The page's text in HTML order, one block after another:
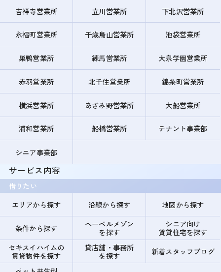
吉祥寺営業所 立川営業所 下北沢営業所
永福町営業所 千歳烏山営業所 池袋営業所
巣鴨営業所 練馬営業所 大泉学園営業所
赤羽営業所 北千住営業所 錦糸町営業所
横浜営業所 あざみ野営業所 大船営業所
浦和営業所 船橋営業所 テナント事業部
シニア事業部
サービス内容
借りたい
エリアから探す
沿線から探す 地図から探す
条件から探す
ヘーベルメゾン
を探す
シニア向け
賃貸住宅を探す
セキスイハイムの
賃貸物件を探す
貸店舗・事務所
を探す
新着スタッフブログ